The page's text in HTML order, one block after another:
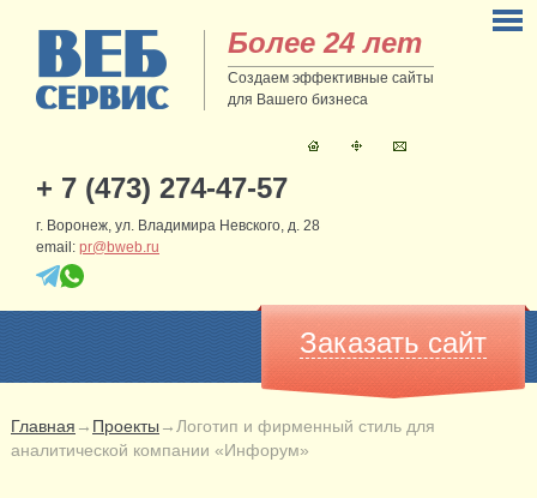
Более 24 лет
Создаем эффективные сайты
для Вашего бизнеса
+ 7 (473) 274-47-57
г. Воронеж, ул. Владимира Невского, д. 28
email: pr@bweb.ru
Заказать сайт
Главная → Проекты → Логотип и фирменный стиль для
аналитической компании «Инфорум»